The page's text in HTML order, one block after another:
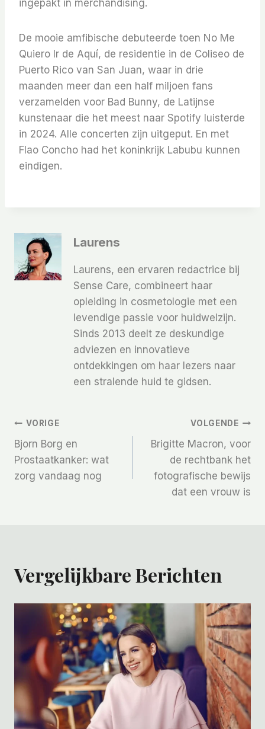
ingepakt in merchandising.
De mooie amfibische debuteerde toen No Me
Quiero Ir de Aquí, de residentie in de Coliseo de
Puerto Rico van San Juan, waar in drie
maanden meer dan een half miljoen fans
verzamelden voor Bad Bunny, de Latijnse
kunstenaar die het meest naar Spotify luisterde
in 2024. Alle concerten zijn uitgeput. En met
Flao Concho had het koninkrijk Labubu kunnen
eindigen.
Laurens
Laurens, een ervaren redactrice bij
Sense Care, combineert haar
opleiding in cosmetologie met een
levendige passie voor huidwelzijn.
Sinds 2013 deelt ze deskundige
adviezen en innovatieve
ontdekkingen om haar lezers naar
een stralende huid te gidsen.
Bericht
Navigatie
VORIGE
Bjorn Borg en
Prostaatkanker: wat
zorg vandaag nog
VOLGENDE
Brigitte Macron, voor
de rechtbank het
fotografische bewijs
dat een vrouw is
Vergelijkbare Berichten